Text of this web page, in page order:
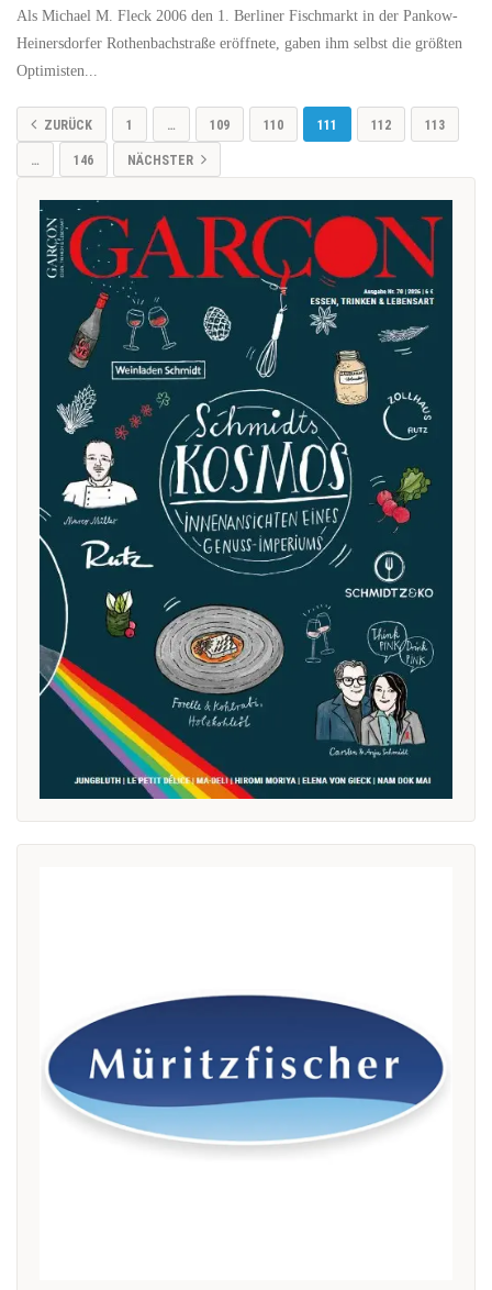
Als Michael M. Fleck 2006 den 1. Berliner Fischmarkt in der Pankow-
Heinersdorfer Rothenbachstraße eröffnete, gaben ihm selbst die größten
Optimisten...
ZURÜCK 1 … 109 110 111 112 113
… 146 NÄCHSTER